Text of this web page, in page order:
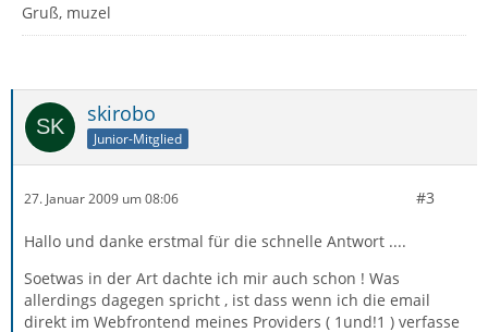
Gruß, muzel
skirobo
Junior-Mitglied
27. Januar 2009 um 08:06 #3
Hallo und danke erstmal für die schnelle Antwort ....
Soetwas in der Art dachte ich mir auch schon ! Was
allerdings dagegen spricht , ist dass wenn ich die email
direkt im Webfrontend meines Providers ( 1und!1 ) verfasse